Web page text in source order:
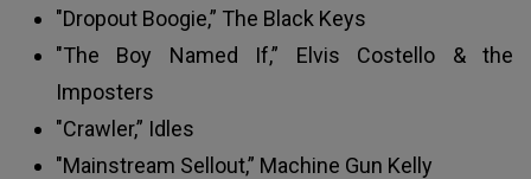
"Dropout Boogie,” The Black Keys
"The Boy Named If,” Elvis Costello & the
Imposters
"Crawler,” Idles
"Mainstream Sellout,” Machine Gun Kelly